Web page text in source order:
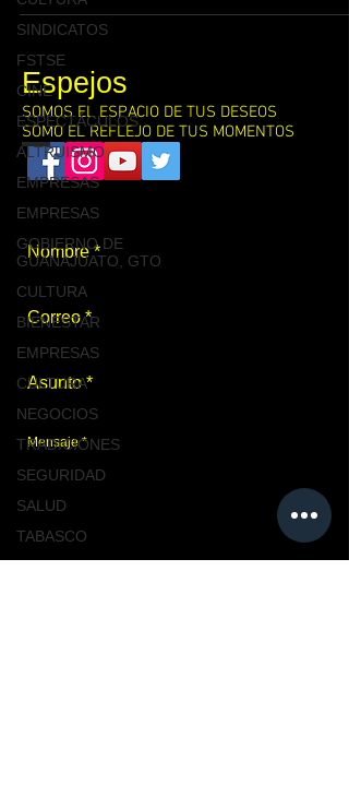
SINDICATOS
FSTSE
CINE
ESPECTÁCULOS
ALTRUISMO
EMPRESAS
EMPRESAS
GOBIERNO DE
GUANAJUATO, GTO
CULTURA
BIENESTAR
EMPRESAS
CULTURA
NEGOCIOS
TRADICIONES
SEGURIDAD
SALUD
TABASCO
Espejos
SOMOS EL ESPACIO DE TUS DESEOS
SOMO EL REFLEJO DE TUS MOMENTOS
Contacto